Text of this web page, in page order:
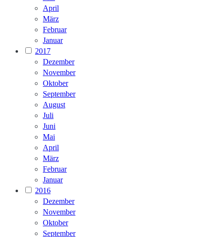
April
März
Februar
Januar
2017
Dezember
November
Oktober
September
August
Juli
Juni
Mai
April
März
Februar
Januar
2016
Dezember
November
Oktober
September